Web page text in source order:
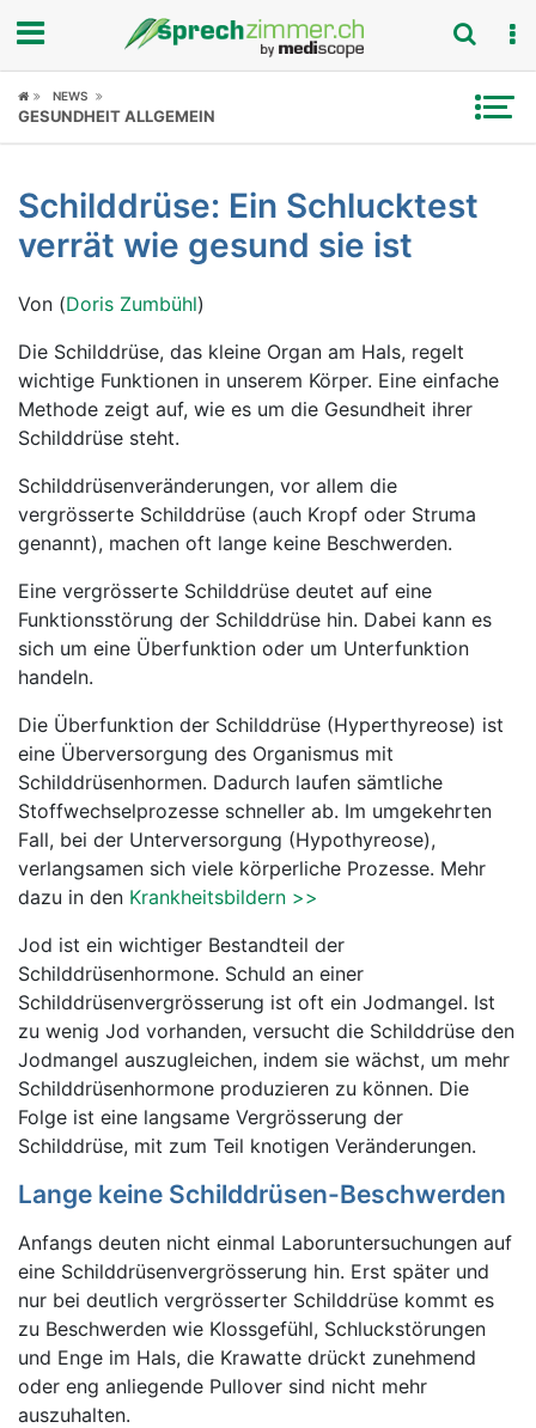
Fokus
Symptome
Untersuchungen
Ratgeber
Rubriken
NEWS
GESUNDHEIT ALLGEMEIN
Schilddrüse: Ein Schlucktest
verrät wie gesund sie ist
Von (Doris Zumbühl)
Die Schilddrüse, das kleine Organ am Hals, regelt
wichtige Funktionen in unserem Körper. Eine einfache
Methode zeigt auf, wie es um die Gesundheit ihrer
Schilddrüse steht.
Schilddrüsenveränderungen, vor allem die
vergrösserte Schilddrüse (auch Kropf oder Struma
genannt), machen oft lange keine Beschwerden.
Eine vergrösserte Schilddrüse deutet auf eine
Funktionsstörung der Schilddrüse hin. Dabei kann es
sich um eine Überfunktion oder um Unterfunktion
handeln.
Die Überfunktion der Schilddrüse (Hyperthyreose) ist
eine Überversorgung des Organismus mit
Schilddrüsenhormen. Dadurch laufen sämtliche
Stoffwechselprozesse schneller ab. Im umgekehrten
Fall, bei der Unterversorgung (Hypothyreose),
verlangsamen sich viele körperliche Prozesse. Mehr
dazu in den Krankheitsbildern >>
Jod ist ein wichtiger Bestandteil der
Schilddrüsenhormone. Schuld an einer
Schilddrüsenvergrösserung ist oft ein Jodmangel. Ist
zu wenig Jod vorhanden, versucht die Schilddrüse den
Jodmangel auszugleichen, indem sie wächst, um mehr
Schilddrüsenhormone produzieren zu können. Die
Folge ist eine langsame Vergrösserung der
Schilddrüse, mit zum Teil knotigen Veränderungen.
Lange keine Schilddrüsen-Beschwerden
Anfangs deuten nicht einmal Laboruntersuchungen auf
eine Schilddrüsenvergrösserung hin. Erst später und
nur bei deutlich vergrösserter Schilddrüse kommt es
zu Beschwerden wie Klossgefühl, Schluckstörungen
und Enge im Hals, die Krawatte drückt zunehmend
oder eng anliegende Pullover sind nicht mehr
auszuhalten.